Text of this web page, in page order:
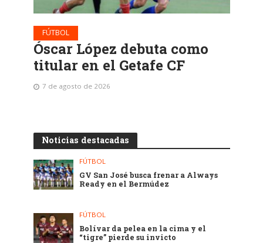
FÚTBOL
Óscar López debuta como
titular en el Getafe CF
7 de agosto de 2026
Noticias destacadas
FÚTBOL
GV San José busca frenar a Always
Ready en el Bermúdez
FÚTBOL
Bolívar da pelea en la cima y el
“tigre” pierde su invicto